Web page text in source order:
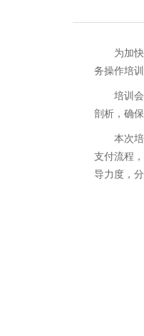
为加
务操作培
培训
剖析，确
本次
支付流程
导力度，